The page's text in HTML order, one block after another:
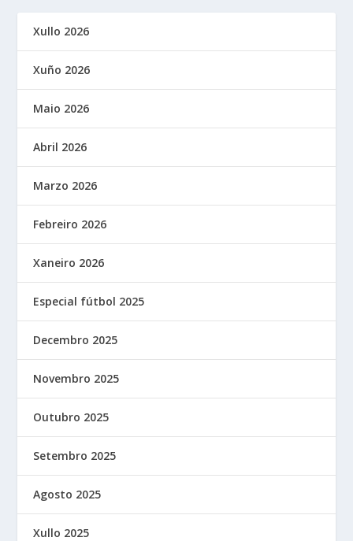
Xullo 2026
Xuño 2026
Maio 2026
Abril 2026
Marzo 2026
Febreiro 2026
Xaneiro 2026
Especial fútbol 2025
Decembro 2025
Novembro 2025
Outubro 2025
Setembro 2025
Agosto 2025
Xullo 2025